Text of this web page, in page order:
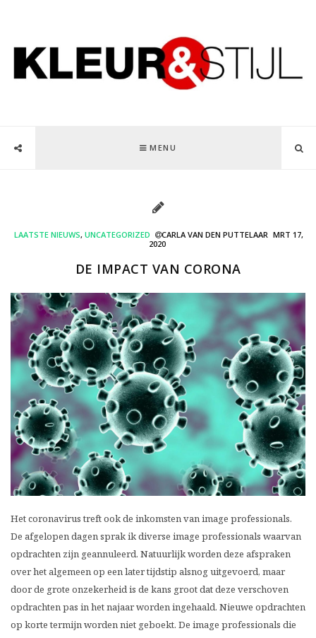
MENU
LAATSTE NIEUWS, UNCATEGORIZED CARLA VAN DEN PUTTELAAR MRT 17,
2020
DE IMPACT VAN CORONA
Het coronavirus treft ook de inkomsten van image professionals.
De afgelopen dagen sprak ik diverse image professionals waarvan
opdrachten zijn geannuleerd. Natuurlijk worden deze afspraken
over het algemeen op een later tijdstip alsnog uitgevoerd, maar
door de grote onzekerheid is de kans groot dat deze verschoven
opdrachten pas in het najaar worden ingehaald. Nieuwe opdrachten
op korte termijn worden niet geboekt. De image professionals die